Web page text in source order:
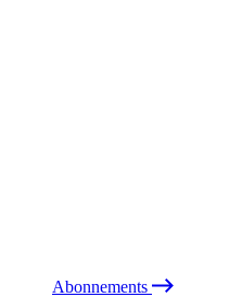
Abonnements